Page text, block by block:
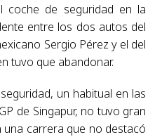
coche de seguridad en la
entre los dos autos del
Sergio Pérez y el del
tuvo que abandonar.
un habitual en las
de Singapur, no tuvo gran
una carrera que no destacó